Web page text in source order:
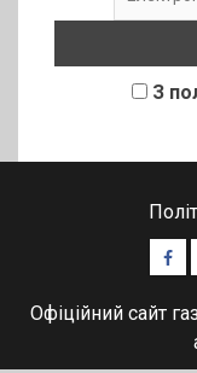
З
Офіційний сайт